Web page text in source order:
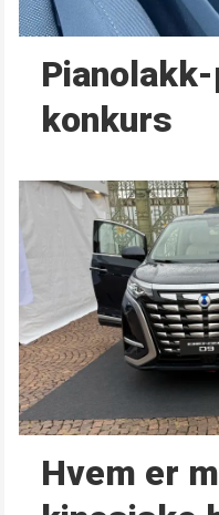
konkurs
Hvem er